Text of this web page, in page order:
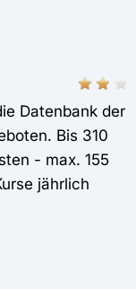
Datenbank der
Bis 310
- max. 155
jährlich